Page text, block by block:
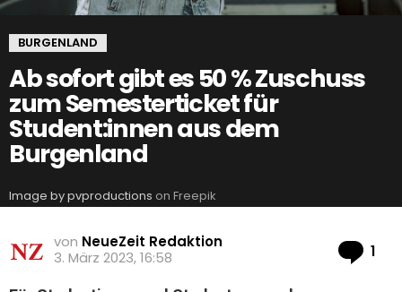
BURGENLAND
Ab sofort gibt es 50 % Zuschuss
zum Semesterticket für
Student:innen aus dem
Burgenland
Image by pvproductions on Freepik
von NeueZeit Redaktion
3. März 2023, 16:58
1